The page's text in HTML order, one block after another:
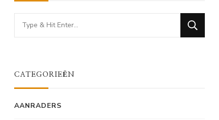
Looking
for
CATEGORIEËN
AANRADERS